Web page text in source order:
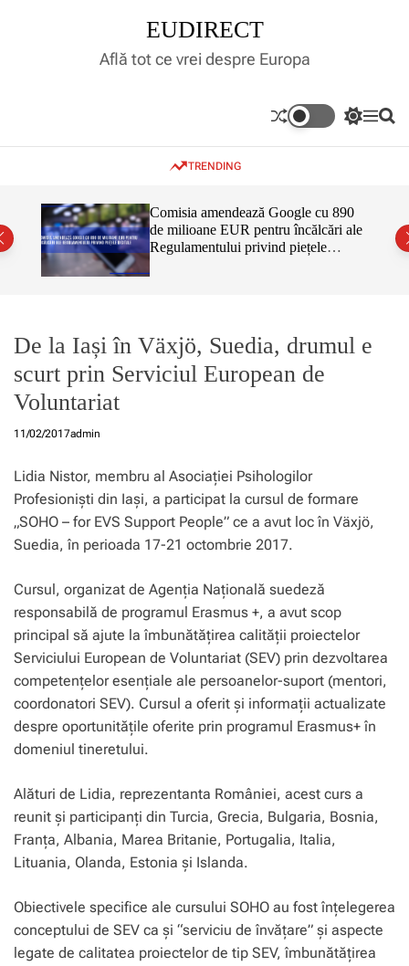
o
n
t
EUDIRECT
Află tot ce vrei despre Europa
S
c
o
l
e
M S
TRENDING
nu
Comisia amendează Google cu 890
de milioane EUR pentru încălcări ale
Regulamentului privind piețele
De la Iași în Växjö, Suedia, drumul e
scurt prin Serviciul European de
Voluntariat
11/02/2017admin
Lidia Nistor, membru al Asociaţiei Psihologilor
Profesionişti din Iaşi, a participat la cursul de formare
„SOHO – for EVS Support People” ce a avut loc în Växjö,
Suedia, în perioada 17-21 octombrie 2017.
Cursul, organizat de Agenţia Naţională suedeză
responsabilă de programul Erasmus +, a avut scop
principal să ajute la îmbunătățirea calității proiectelor
Serviciului European de Voluntariat (SEV) prin dezvoltarea
competenţelor esenţiale ale persoanelor-suport (mentori,
coordonatori SEV). Cursul a oferit şi informaţii actualizate
despre oportunităţile oferite prin programul Erasmus+ în
domeniul tineretului.
Alături de Lidia, reprezentanta României, acest curs a
reunit și participanți din Turcia, Grecia, Bulgaria, Bosnia,
Franţa, Albania, Marea Britanie, Portugalia, Italia,
Lituania, Olanda, Estonia şi Islanda.
Obiectivele specifice ale cursului SOHO au fost înţelegerea
conceptului de SEV ca şi “serviciu de învăţare” şi aspecte
legate de calitatea proiectelor de tip SEV, îmbunătăţirea